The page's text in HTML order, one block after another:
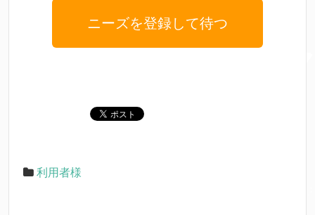
ニーズを登録して待つ
利用者様